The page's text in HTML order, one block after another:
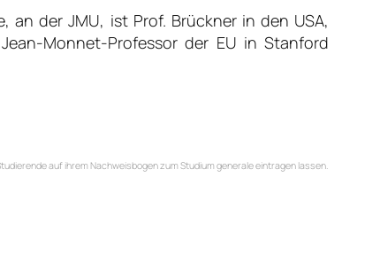
der JMU, ist Prof. Brückner in den USA,
Monnet-Professor der EU in Stanford
auf ihrem Nachweisbogen zum Studium generale eintragen lassen.